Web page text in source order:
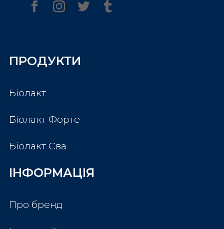
ПРОДУКТИ
Біолакт
Біолакт Форте
Біолакт Єва
ІНФОРМАЦІЯ
Про бренд